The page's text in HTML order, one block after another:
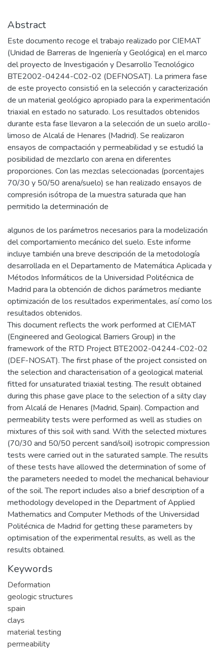
Abstract
Este documento recoge el trabajo realizado por CIEMAT
(Unidad de Barreras de Ingeniería y Geológica) en el marco
del proyecto de Investigación y Desarrollo Tecnológico
BTE2002-04244-C02-02 (DEFNOSAT). La primera fase
de este proyecto consistió en la selección y caracterización
de un material geológico apropiado para la experimentación
triaxial en estado no saturado. Los resultados obtenidos
durante esta fase llevaron a la selección de un suelo arcillo-
limoso de Alcalá de Henares (Madrid). Se realizaron
ensayos de compactación y permeabilidad y se estudió la
posibilidad de mezclarlo con arena en diferentes
proporciones. Con las mezclas seleccionadas (porcentajes
70/30 y 50/50 arena/suelo) se han realizado ensayos de
compresión isótropa de la muestra saturada que han
permitido la determinación de
algunos de los parámetros necesarios para la modelización
del comportamiento mecánico del suelo. Este informe
incluye también una breve descripción de la metodología
desarrollada en el Departamento de Matemática Aplicada y
Métodos Informáticos de la Universidad Politécnica de
Madrid para la obtención de dichos parámetros mediante
optimización de los resultados experimentales, así como los
resultados obtenidos.
This document reflects the work performed at CIEMAT
(Engineered and Geological Barriers Group) in the
framework of the RTD Project BTE2002-04244-C02-02
(DEF-NOSAT). The first phase of the project consisted on
the selection and characterisation of a geological material
fitted for unsaturated triaxial testing. The result obtained
during this phase gave place to the selection of a silty clay
from Alcalá de Henares (Madrid, Spain). Compaction and
permeability tests were performed as well as studies on
mixtures of this soil with sand. With the selected mixtures
(70/30 and 50/50 percent sand/soil) isotropic compression
tests were carried out in the saturated sample. The results
of these tests have allowed the determination of some of
the parameters needed to model the mechanical behaviour
of the soil. The report includes also a brief description of a
methodology developed in the Department of Applied
Mathematics and Computer Methods of the Universidad
Politécnica de Madrid for getting these parameters by
optimisation of the experimental results, as well as the
results obtained.
Keywords
Deformation
geologic structures
spain
clays
material testing
permeability